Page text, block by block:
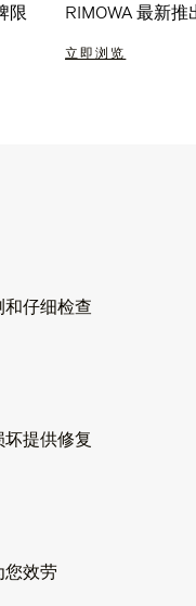
限
RIMOWA 最新
立即浏览
仔细检查
提供修复
您效劳